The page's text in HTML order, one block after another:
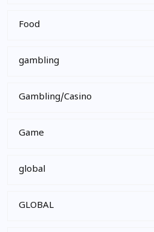
Food
gambling
Gambling/Casino
Game
global
GLOBAL